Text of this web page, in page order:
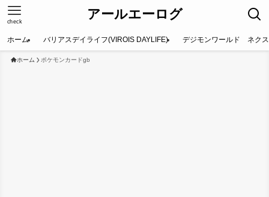
アールエーログ
check
ホーム バリアスデイライフ(VIROIS DAYLIFE) デジモンワールド ネク
ホーム ポケモンカードgb